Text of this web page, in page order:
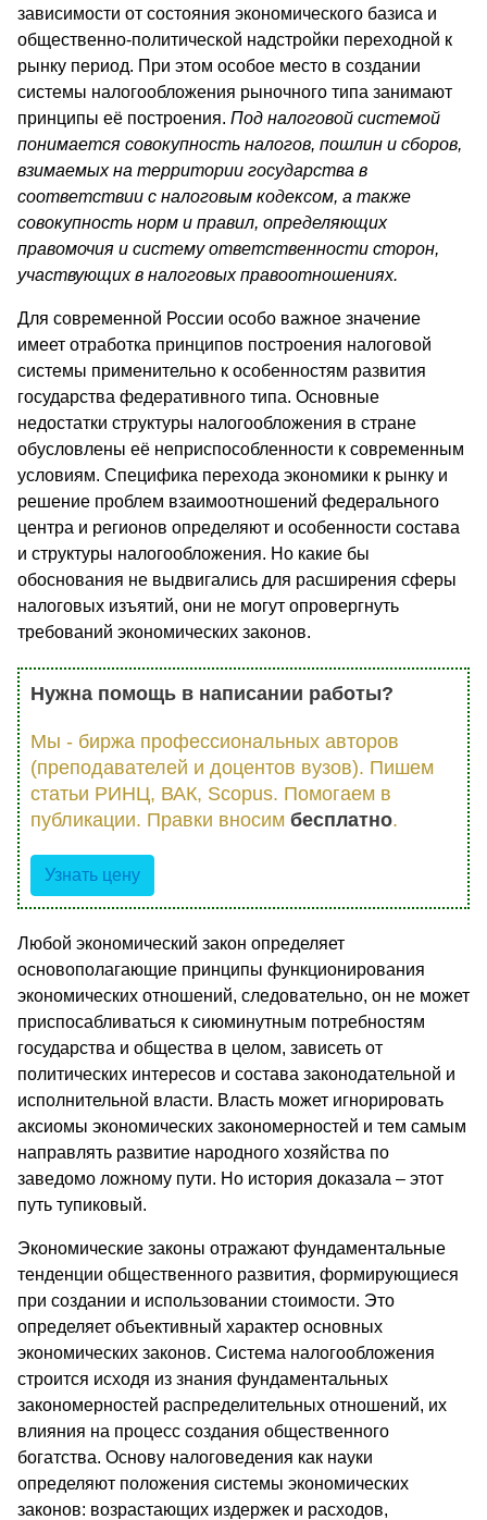
зависимости от состояния экономического базиса и
общественно-политической надстройки переходной к
рынку период. При этом особое место в создании
системы налогообложения рыночного типа занимают
принципы её построения. Под налоговой системой
понимается совокупность налогов, пошлин и сборов,
взимаемых на территории государства в
соответствии с налоговым кодексом, а также
совокупность норм и правил, определяющих
правомочия и систему ответственности сторон,
участвующих в налоговых правоотношениях.
Для современной России особо важное значение
имеет отработка принципов построения налоговой
системы применительно к особенностям развития
государства федеративного типа. Основные
недостатки структуры налогообложения в стране
обусловлены её неприспособленности к современным
условиям. Специфика перехода экономики к рынку и
решение проблем взаимоотношений федерального
центра и регионов определяют и особенности состава
и структуры налогообложения. Но какие бы
обоснования не выдвигались для расширения сферы
налоговых изъятий, они не могут опровергнуть
требований экономических законов.
Нужна помощь в написании работы?
Мы - биржа профессиональных авторов
(преподавателей и доцентов вузов). Пишем
статьи РИНЦ, ВАК, Scopus. Помогаем в
публикации. Правки вносим бесплатно.
Узнать цену
Любой экономический закон определяет
основополагающие принципы функционирования
экономических отношений, следовательно, он не может
приспосабливаться к сиюминутным потребностям
государства и общества в целом, зависеть от
политических интересов и состава законодательной и
исполнительной власти. Власть может игнорировать
аксиомы экономических закономерностей и тем самым
направлять развитие народного хозяйства по
заведомо ложному пути. Но история доказала – этот
путь тупиковый.
Экономические законы отражают фундаментальные
тенденции общественного развития, формирующиеся
при создании и использовании стоимости. Это
определяет объективный характер основных
экономических законов. Система налогообложения
строится исходя из знания фундаментальных
закономерностей распределительных отношений, их
влияния на процесс создания общественного
богатства. Основу налоговедения как науки
определяют положения системы экономических
законов: возрастающих издержек и расходов,